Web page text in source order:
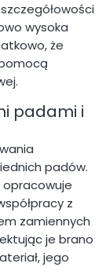
wysoka
że
padami i
padów.
opracowuje
z
zamiennych
je brano
jego